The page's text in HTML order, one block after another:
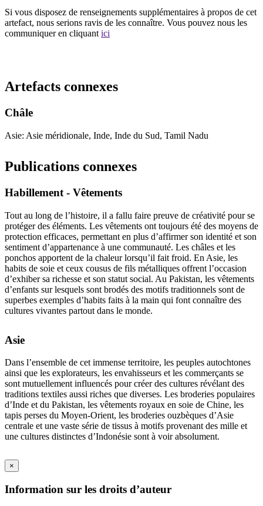
Si vous disposez de renseignements supplémentaires à propos de cet
artefact, nous serions ravis de les connaître. Vous pouvez nous les
communiquer en cliquant ici
Artefacts connexes
Châle
Asie: Asie méridionale, Inde, Inde du Sud, Tamil Nadu
Publications connexes
Habillement - Vêtements
Tout au long de l’histoire, il a fallu faire preuve de créativité pour se
protéger des éléments. Les vêtements ont toujours été des moyens de
protection efficaces, permettant en plus d’affirmer son identité et son
sentiment d’appartenance à une communauté. Les châles et les
ponchos apportent de la chaleur lorsqu’il fait froid. En Asie, les
habits de soie et ceux cousus de fils métalliques offrent l’occasion
d’exhiber sa richesse et son statut social. Au Pakistan, les vêtements
d’enfants sur lesquels sont brodés des motifs traditionnels sont de
superbes exemples d’habits faits à la main qui font connaître des
cultures vivantes partout dans le monde.
Asie
Dans l’ensemble de cet immense territoire, les peuples autochtones
ainsi que les explorateurs, les envahisseurs et les commerçants se
sont mutuellement influencés pour créer des cultures révélant des
traditions textiles aussi riches que diverses. Les broderies populaires
d’Inde et du Pakistan, les vêtements royaux en soie de Chine, les
tapis perses du Moyen-Orient, les broderies ouzbèques d’Asie
centrale et une vaste série de tissus à motifs provenant des mille et
une cultures distinctes d’Indonésie sont à voir absolument.
×
Information sur les droits d’auteur